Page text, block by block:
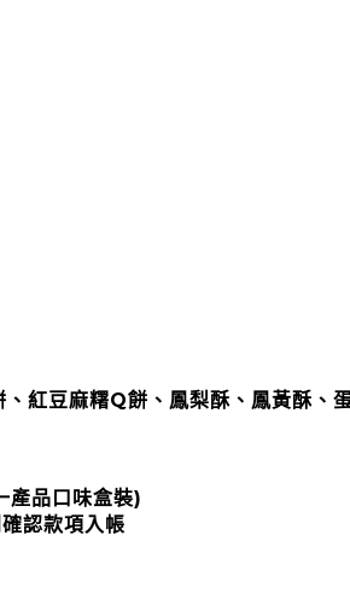
紅豆麻糬Q餅、鳳梨酥、鳳黃酥
品口味盒裝)
認款項入帳